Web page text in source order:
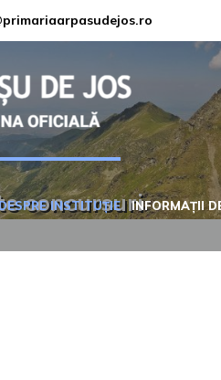
INSTITUȚIE INFORMAȚII
concursuri